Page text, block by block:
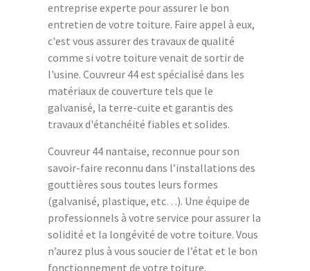
entreprise experte pour assurer le bon
entretien de votre toiture. Faire appel à eux,
c'est vous assurer des travaux de qualité
comme si votre toiture venait de sortir de
l'usine. Couvreur 44 est spécialisé dans les
matériaux de couverture tels que le
galvanisé, la terre-cuite et garantis des
travaux d'étanchéité fiables et solides.
Couvreur 44 nantaise, reconnue pour son
savoir-faire reconnu dans l’installations des
gouttières sous toutes leurs formes
(galvanisé, plastique, etc…). Une équipe de
professionnels à votre service pour assurer la
solidité et la longévité de votre toiture. Vous
n’aurez plus à vous soucier de l’état et le bon
fonctionnement de votre toiture.